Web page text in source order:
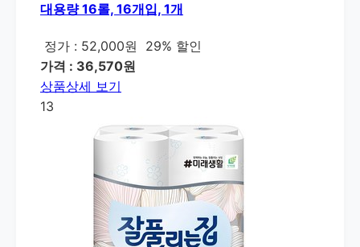
대용량 16롤, 16개입, 1개
정가 : 52,000원
29% 할인
가격 : 36,570원
상품상세 보기
13